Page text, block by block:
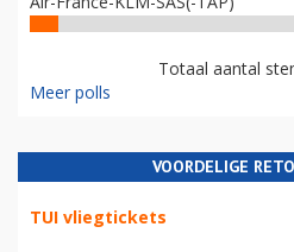
Totaal aantal
Meer polls
VOORDELIGE
TUI vliegtickets